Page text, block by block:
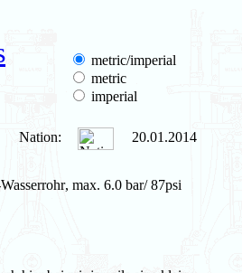
metric/imperial
metric
imperial
Nation: 20.01.2014
max. 6.0 bar/ 87psi